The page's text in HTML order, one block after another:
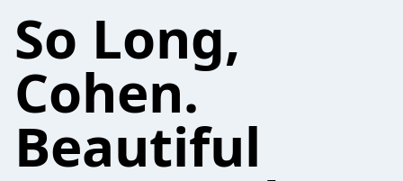
So Long,
Cohen.
Beautiful